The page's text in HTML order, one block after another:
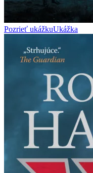
Pozrieť ukážkuUkážka